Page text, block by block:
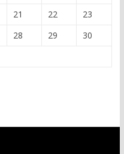
21 22
23
28 29
30